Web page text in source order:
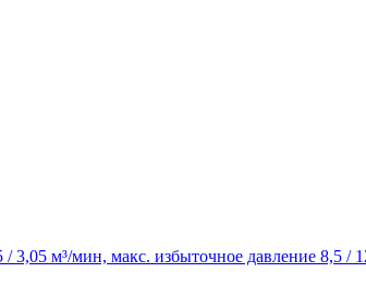
3,05 м³/мин, макс. избыточное давление 8,5 /